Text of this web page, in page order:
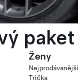
Ženy
Nejprodávanější
Trička